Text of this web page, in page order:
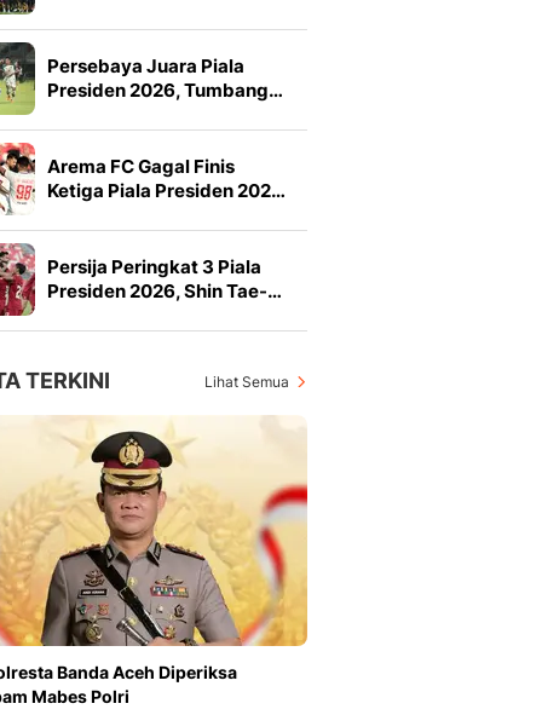
Persebaya Juara Piala
Presiden 2026, Tumbang…
Arema FC Gagal Finis
Ketiga Piala Presiden 202…
Persija Peringkat 3 Piala
Presiden 2026, Shin Tae-…
TERKINI Lihat Semua
Banda Aceh Diperiksa
Mabes Polri